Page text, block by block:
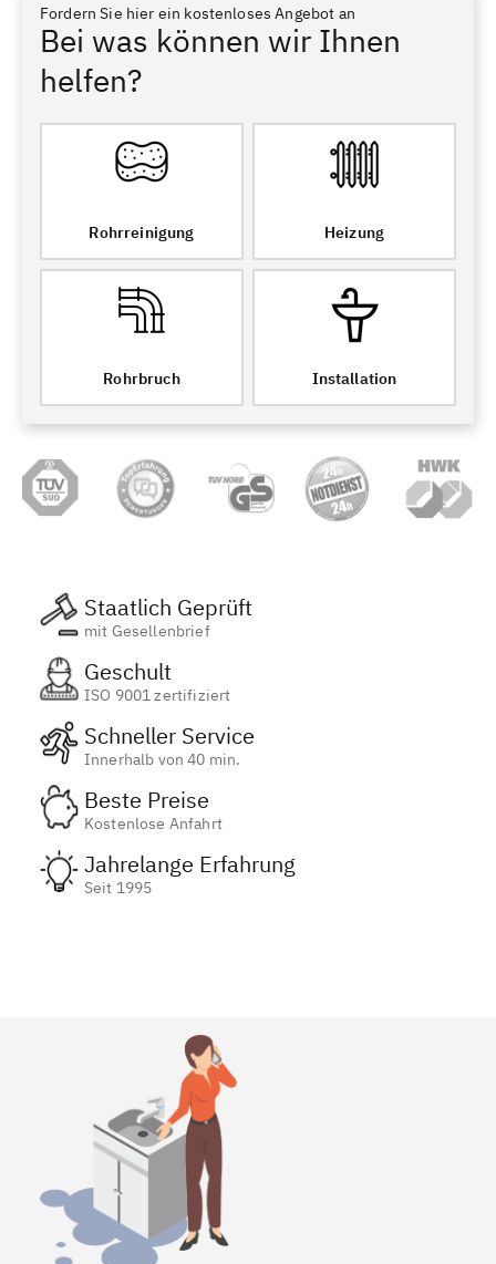
Fordern Sie hier ein kostenloses Angebot an
Bei was können wir Ihnen
helfen?
Rohrreinigung Heizung
Rohrbruch Installation
Staatlich Geprüft
mit Gesellenbrief
Geschult
ISO 9001 zertifiziert
Schneller Service
Innerhalb von 40 min.
Beste Preise
Kostenlose Anfahrt
Jahrelange Erfahrung
Seit 1995